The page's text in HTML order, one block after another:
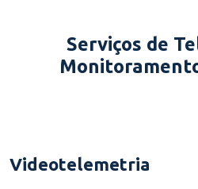
Serviços de
Videotelemetria